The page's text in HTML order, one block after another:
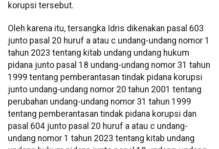
korupsi tersebut.
Oleh karena itu, tersangka Idris dikenakan pasal 603
junto pasal 20 huruf a atau c undang-undang nomor 1
tahun 2023 tentang kitab undang undang hukum
pidana junto pasal 18 undang-undang nomor 31 tahun
1999 tentang pemberantasan tindak pidana korupsi
junto undang-undang nomor 20 tahun 2001 tentang
perubahan undang-undang nomor 31 tahun 1999
tentang pemberantasan tindak pidana korupsi dan
pasal 604 junto pasal 20 huruf a atau c undang-
undang nomor 1 tahun 2023 tentang kitab undang